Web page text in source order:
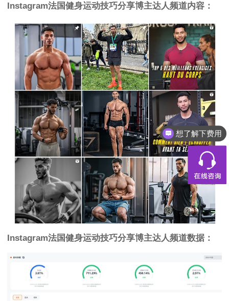
Instagram法国健身运动技巧分享博主达人频道内容：
Instagram法国健身运动技巧分享博主达人频道数据：
想了解下费用